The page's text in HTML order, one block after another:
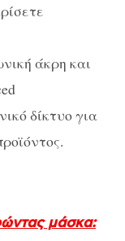
άκρη και
δίκτυο για
μάσκα: